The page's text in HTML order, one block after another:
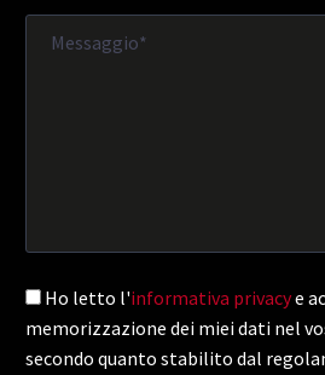
Ho letto l'informativa privacye
memorizzazione dei miei dati nel
secondo quanto stabilito dal